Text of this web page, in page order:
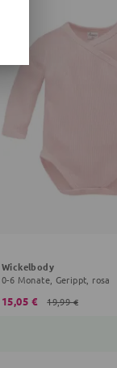
Wickelbody
0-6 Monate, Gerippt, rosa
15,05 € 19,99 €